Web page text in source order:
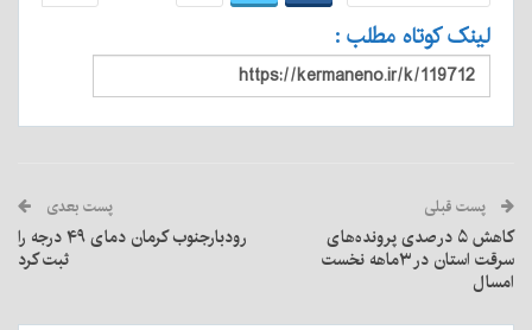
لینک کوتاه مطلب :
پست قبلی
کاهش ۵ درصدی پرونده‌های
سرقت استان در ۳ماهه نخست
امسال
پست بعدی
رودبارجنوب کرمان دمای ۴٩ درجه را
ثبت کرد